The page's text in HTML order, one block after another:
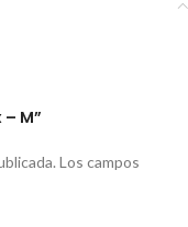
M”
Los campos